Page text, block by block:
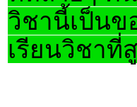
วิชานี้เป็นข
เรียนวิชาที่